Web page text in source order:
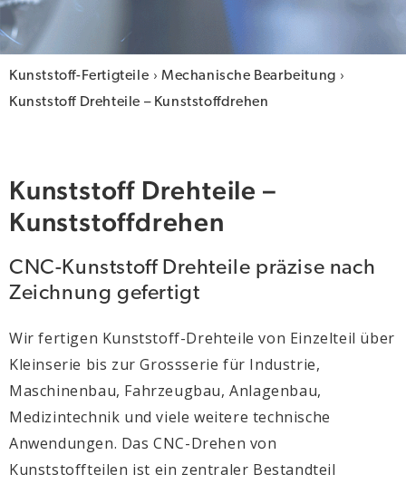
Kunststoff-Fertigteile ›Mechanische Bearbeitung ›
Kunststoff Drehteile – Kunststoffdrehen
Kunststoff Drehteile –
Kunststoffdrehen
CNC-Kunststoff Drehteile präzise nach
Zeichnung gefertigt
Wir fertigen Kunststoff-Drehteile von Einzelteil über
Kleinserie bis zur Grossserie für Industrie,
Maschinenbau, Fahrzeugbau, Anlagenbau,
Medizintechnik und viele weitere technische
Anwendungen. Das CNC-Drehen von
Kunststoffteilen ist ein zentraler Bestandteil